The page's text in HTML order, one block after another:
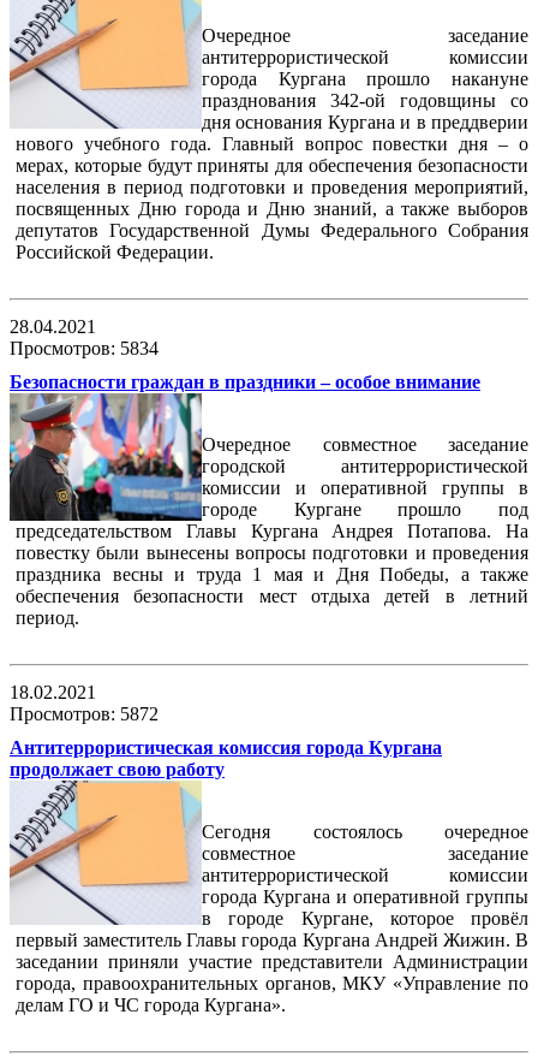
Очередное заседание
антитеррористической комиссии
города Кургана прошло накануне
празднования 342-ой годовщины со
дня основания Кургана и в преддверии
нового учебного года. Главный вопрос повестки дня – о
мерах, которые будут приняты для обеспечения безопасности
населения в период подготовки и проведения мероприятий,
посвященных Дню города и Дню знаний, а также выборов
депутатов Государственной Думы Федерального Собрания
Российской Федерации.
28.04.2021
Просмотров: 5834
Безопасности граждан в праздники – особое внимание
Очередное совместное заседание
городской антитеррористической
комиссии и оперативной группы в
городе Кургане прошло под
председательством Главы Кургана Андрея Потапова. На
повестку были вынесены вопросы подготовки и проведения
праздника весны и труда 1 мая и Дня Победы, а также
обеспечения безопасности мест отдыха детей в летний
период.
18.02.2021
Просмотров: 5872
Антитеррористическая комиссия города Кургана
продолжает свою работу
Сегодня состоялось очередное
совместное заседание
антитеррористической комиссии
города Кургана и оперативной группы
в городе Кургане, которое провёл
первый заместитель Главы города Кургана Андрей Жижин. В
заседании приняли участие представители Администрации
города, правоохранительных органов, МКУ «Управление по
делам ГО и ЧС города Кургана».